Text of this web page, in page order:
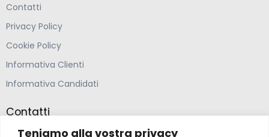
Teniamo alla vostra privacy
Contatti
Privacy Policy
Cookie Policy
Informativa Clienti
Informativa Candidati
Contatti
Farmacia Ponte Ospedaletto S.N.C